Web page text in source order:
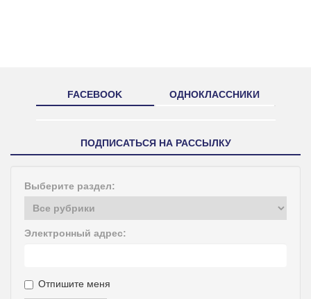
FACEBOOK ОДНОКЛАССНИКИ
ПОДПИСАТЬСЯ НА РАССЫЛКУ
Выберите раздел:
Электронный адрес:
Отпишите меня